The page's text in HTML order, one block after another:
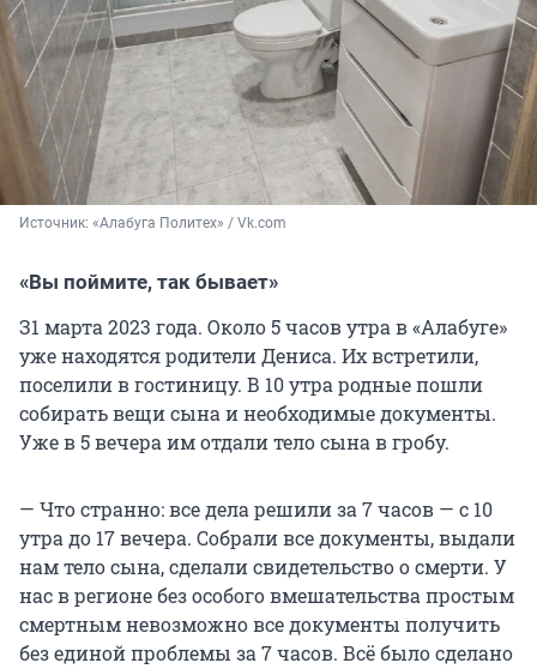
Источник: «Алабуга Политех» / Vk.com
«Вы поймите, так бывает»
З1 марта 2023 года. Около 5 часов утра в «Алабуге»
уже находятся родители Дениса. Их встретили,
поселили в гостиницу. В 10 утра родные пошли
собирать вещи сына и необходимые документы.
Уже в 5 вечера им отдали тело сына в гробу.
— Что странно: все дела решили за 7 часов — с 10
утра до 17 вечера. Собрали все документы, выдали
нам тело сына, сделали свидетельство о смерти. У
нас в регионе без особого вмешательства простым
смертным невозможно все документы получить
без единой проблемы за 7 часов. Всё было сделано